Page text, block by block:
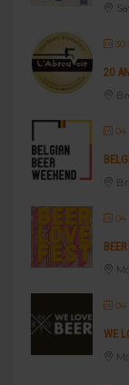
30
20
04
04
04
WE